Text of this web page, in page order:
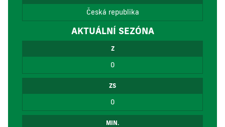
Česká republika
AKTUÁLNÍ SEZÓNA
Z
0
ZS
0
MIN.